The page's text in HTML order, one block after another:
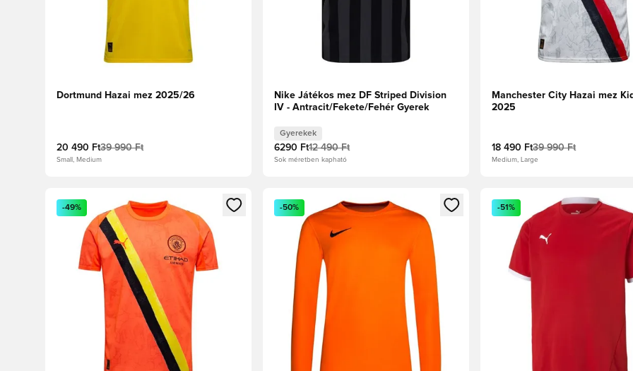
Dortmund Hazai mez 2025/26
20 490 Ft39 990 Ft
Small, Medium
Nike Játékos mez DF Striped Division
IV - Antracit/Fekete/Fehér Gyerek
Gyerekek
6290 Ft12 490 Ft
Sok méretben kapható
Manchester City Hazai mez
2025
18 490 Ft39 990 Ft
Medium, Large
Megnyit egy modált a bejelentkezéshez vagy a tagként való regisztrációhoz
-49%
Megnyit egy modált a bejelentkezéshez vagy a tagként való
-50%
Megnyit egy modált a
-51%